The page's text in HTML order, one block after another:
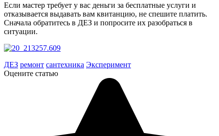
Если мастер требует у вас деньги за бесплатные услуги и
отказывается выдавать вам квитанцию, не спешите платить.
Сначала обратитесь в ДЕЗ и попросите их разобраться в
ситуации.
ДЕЗ ремонт сантехника Эксперимент
Оцените статью